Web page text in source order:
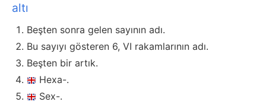
altı
Beşten sonra gelen sayının adı.
Bu sayıyı gösteren 6, VI rakamlarının adı.
Beşten bir artık.
Hexa-.
Sex-.